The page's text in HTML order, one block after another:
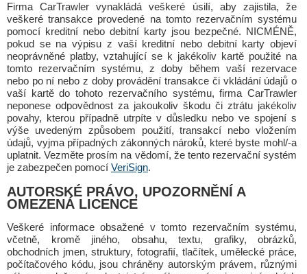
Firma CarTrawler vynakládá veškeré úsilí, aby zajistila, že
veškeré transakce provedené na tomto rezervačním systému
pomocí kreditní nebo debitní karty jsou bezpečné. NICMÉNĚ,
pokud se na výpisu z vaší kreditní nebo debitní karty objeví
neoprávněné platby, vztahující se k jakékoliv kartě použité na
tomto rezervačním systému, z doby během vaší rezervace
nebo po ní nebo z doby provádění transakce či vkládání údajů o
vaší kartě do tohoto rezervačního systému, firma CarTrawler
neponese odpovědnost za jakoukoliv škodu či ztrátu jakékoliv
povahy, kterou případně utrpíte v důsledku nebo ve spojení s
výše uvedeným způsobem použití, transakcí nebo vložením
údajů, vyjma případných zákonných nároků, které byste mohl/-a
uplatnit. Vezměte prosím na vědomí, že tento rezervační systém
je zabezpečen pomocí VeriSign.
AUTORSKÉ PRÁVO, UPOZORNĚNÍ A
OMEZENÁ LICENCE
Veškeré informace obsažené v tomto rezervačním systému,
včetně, kromě jiného, obsahu, textu, grafiky, obrázků,
obchodních jmen, struktury, fotografií, tlačítek, umělecké práce,
počítačového kódu, jsou chráněny autorským právem, různými